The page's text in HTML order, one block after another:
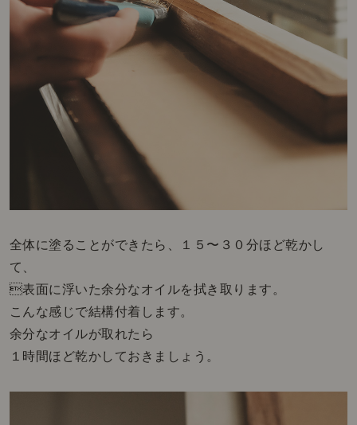
全体に塗ることができたら、１５〜３０分ほど乾かし
て、
表面に浮いた余分なオイルを拭き取ります。
こんな感じで結構付着します。
余分なオイルが取れたら
１時間ほど乾かしておきましょう。